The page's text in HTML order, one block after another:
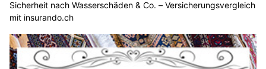
Sicherheit nach Wasserschäden & Co. – Versicherungsvergleich
mit insurando.ch